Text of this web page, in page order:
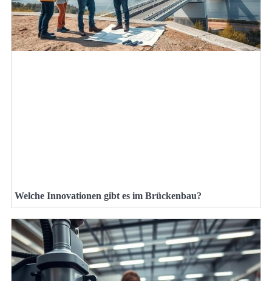
Welche Innovationen gibt es im Brückenbau?